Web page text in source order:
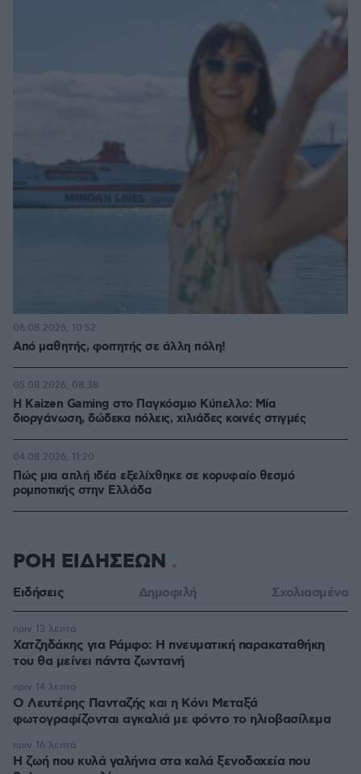
Από μαθητής, φοιτητής σε άλλη πόλη!
06.08.2026, 10:52
H Kaizen Gaming στο Παγκόσμιο Kύπελλο: Μία
διοργάνωση, δώδεκα πόλεις, χιλιάδες κοινές στιγμές
05.08.2026, 08:38
Πώς μια απλή ιδέα εξελίχθηκε σε κορυφαίο θεσμό
ρομποτικής στην Ελλάδα
04.08.2026, 11:20
ΡΟΗ ΕΙΔΗΣΕΩΝ
Ειδήσεις Δημοφιλή Σχολιασμένα
Χατζηδάκης για Ράμφο: Η πνευματική παρακαταθήκη
του θα μείνει πάντα ζωντανή
πριν 13 λεπτά
Ο Λευτέρης Πανταζής και η Κόνι Μεταξά
φωτογραφίζονται αγκαλιά με φόντο το ηλιοβασίλεμα
πριν 14 λεπτά
Η ζωή που κυλά γαλήνια στα καλά ξενοδοχεία που
πριν 16 λεπτά